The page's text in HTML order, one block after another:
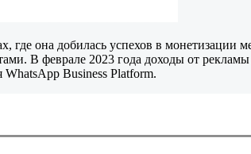
она добилась успехов в монетизации
В феврале 2023 года доходы от
Business Platform.